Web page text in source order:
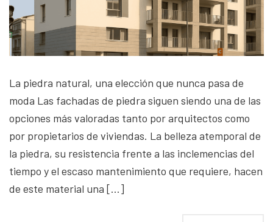
La piedra natural, una elección que nunca pasa de
moda Las fachadas de piedra siguen siendo una de las
opciones más valoradas tanto por arquitectos como
por propietarios de viviendas. La belleza atemporal de
la piedra, su resistencia frente a las inclemencias del
tiempo y el escaso mantenimiento que requiere, hacen
de este material una […]